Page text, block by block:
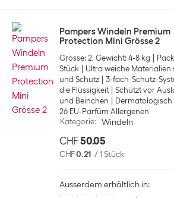
Pampers Windeln Premium
Protection Mini Grösse 2
Grösse: 2, Gewicht: 4-8 kg
Stück
Ultra weiche
und Schutz
3-fach-Schutz-
die Flüssigkeit
Schützt vor
und Beinchen
26 EU-Parfüm Allergenen
Kategorie: Windeln
CHF 50.05
CHF0.21 /1 Stück
Ausserdem erhältlich in: